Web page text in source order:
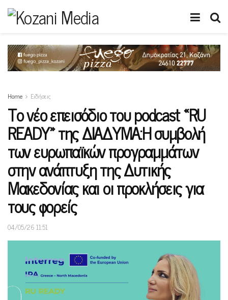
Home Ειδήσεις
Το νέο επεισόδιο του podcast «RU
READY» της ΔΙΑΔΥΜΑ:Η συμβολή
των ευρωπαϊκών προγραμμάτων
στην ανάπτυξη της Δυτικής
Μακεδονίας και οι προκλήσεις για
τους φορείς
04/05/26 11:51